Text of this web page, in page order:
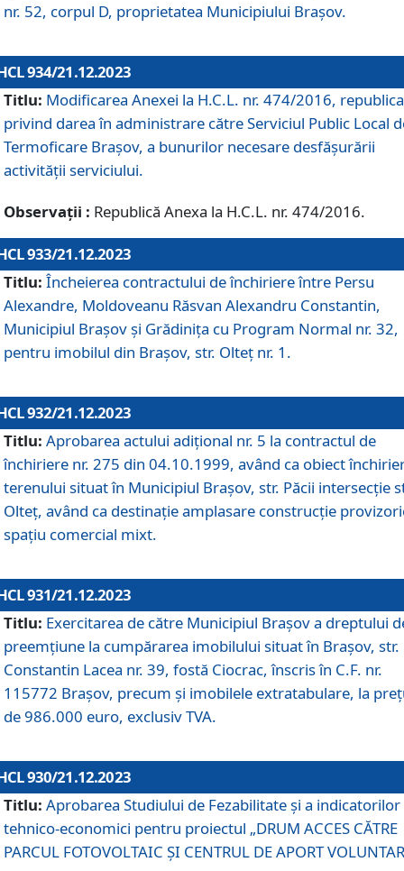
nr. 52, corpul D, proprietatea Municipiului Brașov.
934/21.12.2023
Titlu: Modificarea Anexei la H.C.L. nr. 474/2016,
privind darea în administrare către Serviciul Public Local
Termoficare Braşov, a bunurilor necesare desfăşurării
activităţii serviciului.
Observații : Republică Anexa la H.C.L. nr. 474/2016.
933/21.12.2023
Titlu: Încheierea contractului de închiriere între Persu
Alexandre, Moldoveanu Răsvan Alexandru Constantin,
Municipiul Braşov şi Grădinița cu Program Normal nr. 32,
pentru imobilul din Brașov, str. Olteț nr. 1.
932/21.12.2023
Titlu: Aprobarea actului adițional nr. 5 la contractul de
închiriere nr. 275 din 04.10.1999, având ca obiect
terenului situat în Municipiul Brașov, str. Păcii intersecție
Olteț, având ca destinație amplasare construcție
spațiu comercial mixt.
931/21.12.2023
Titlu: Exercitarea de către Municipiul Brașov a dreptului
preemțiune la cumpărarea imobilului situat în Brașov, str.
Constantin Lacea nr. 39, fostă Ciocrac, înscris în C.F. nr.
115772 Brașov, precum și imobilele extratabulare, la
de 986.000 euro, exclusiv TVA.
930/21.12.2023
Titlu: Aprobarea Studiului de Fezabilitate și a indicatorilor
tehnico-economici pentru proiectul „DRUM ACCES CĂTRE
PARCUL FOTOVOLTAIC ȘI CENTRUL DE APORT